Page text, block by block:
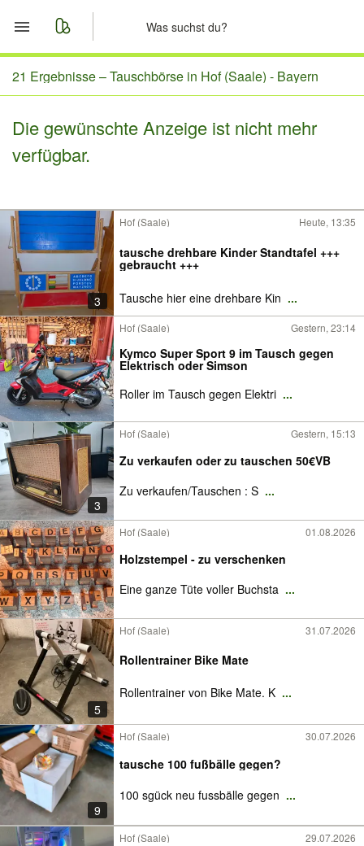
Start
Nachrichten
21 Ergebnisse –Tauschbörse in Hof (Saale) - Bayern
Die gewünschte Anzeige ist nicht mehr
verfügbar.
3
Hof (Saale) Heute, 13:35
tausche drehbare Kinder Standtafel +++
gebraucht +++
Tausche hier eine drehbare Kin ...
Hof (Saale) Gestern, 23:14
Kymco Super Sport 9 im Tausch gegen
Elektrisch oder Simson
Roller im Tausch gegen Elektri ...
3
Hof (Saale) Gestern, 15:13
Zu verkaufen oder zu tauschen 50€VB
Zu verkaufen/Tauschen : S ...
Hof (Saale) 01.08.2026
Holzstempel - zu verschenken
Eine ganze Tüte voller Buchsta ...
5
Hof (Saale) 31.07.2026
Rollentrainer Bike Mate
Rollentrainer von Bike Mate. K ...
9
Hof (Saale) 30.07.2026
tausche 100 fußbälle gegen?
100 sgück neu fussbälle gegen ...
Hof (Saale) 29.07.2026